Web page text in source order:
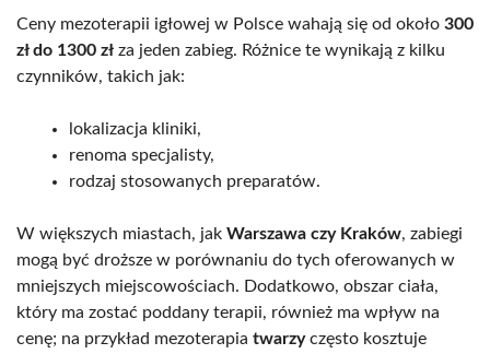
Ceny mezoterapii igłowej w Polsce wahają się od około 300
zł do 1300 zł za jeden zabieg. Różnice te wynikają z kilku
czynników, takich jak:
lokalizacja kliniki,
renoma specjalisty,
rodzaj stosowanych preparatów.
W większych miastach, jak Warszawa czy Kraków, zabiegi
mogą być droższe w porównaniu do tych oferowanych w
mniejszych miejscowościach. Dodatkowo, obszar ciała,
który ma zostać poddany terapii, również ma wpływ na
cenę; na przykład mezoterapia twarzyczęsto kosztuje